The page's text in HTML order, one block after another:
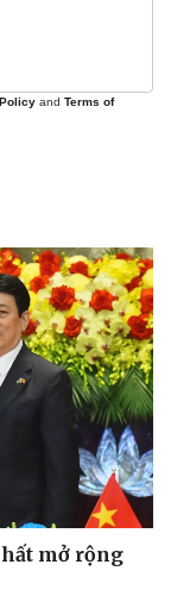
and Terms of
mở rộng